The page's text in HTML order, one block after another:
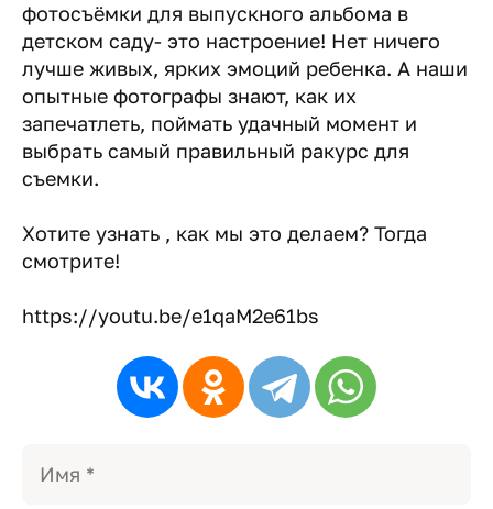
фотосъёмки для выпускного альбома в
детском саду- это настроение! Нет ничего
лучше живых, ярких эмоций ребенка. А наши
опытные фотографы знают, как их
запечатлеть, поймать удачный момент и
выбрать самый правильный ракурс для
съемки.
Хотите узнать , как мы это делаем? Тогда
смотрите!
https://youtu.be/e1qaM2e61bs